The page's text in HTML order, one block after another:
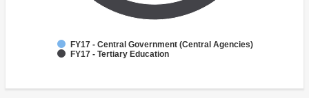
FY17 - Central Government (Central Agencies)
FY17 - Tertiary Education